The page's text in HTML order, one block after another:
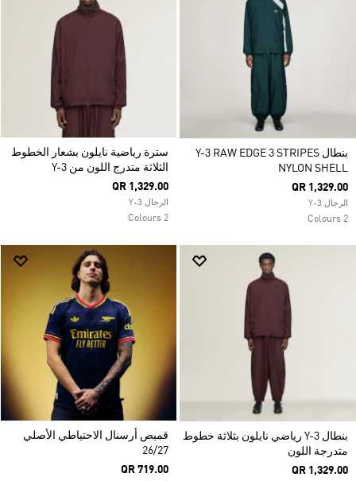
بنطال Y-3 RAW EDGE 3 STRIPES
NYLON SHELL
QR 1,329.00
الرجال Y-3
2 Colours
سترة رياضية نايلون بشعار الخطوط
الثلاثة متدرج اللون من Y-3
QR 1,329.00
الرجال Y-3
2 Colours
بنطال Y-3 رياضي نايلون بثلاثة خطوط
متدرجة اللون
QR 1,329.00
قميص أرسنال الاحتياطي الأصلي
26/27
QR 719.00